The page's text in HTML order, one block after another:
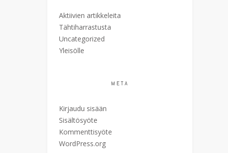
Aktiivien artikkeleita
Tähtiharrastusta
Uncategorized
Yleisölle
META
Kirjaudu sisään
Sisältösyöte
Kommenttisyöte
WordPress.org